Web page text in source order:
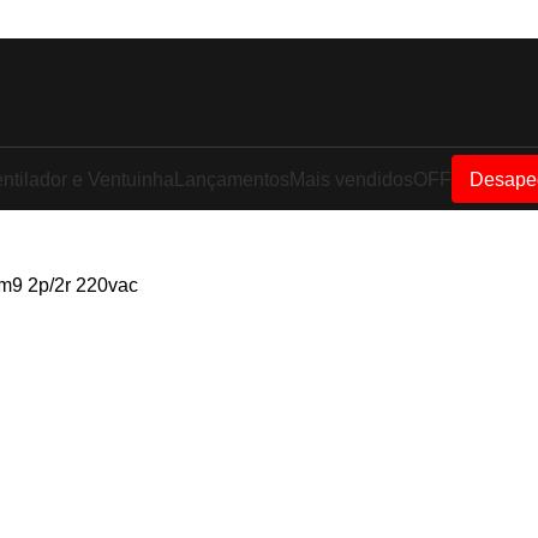
e Ventuinha Lançamentos Mais vendidosOFF
2p/2r 220vac